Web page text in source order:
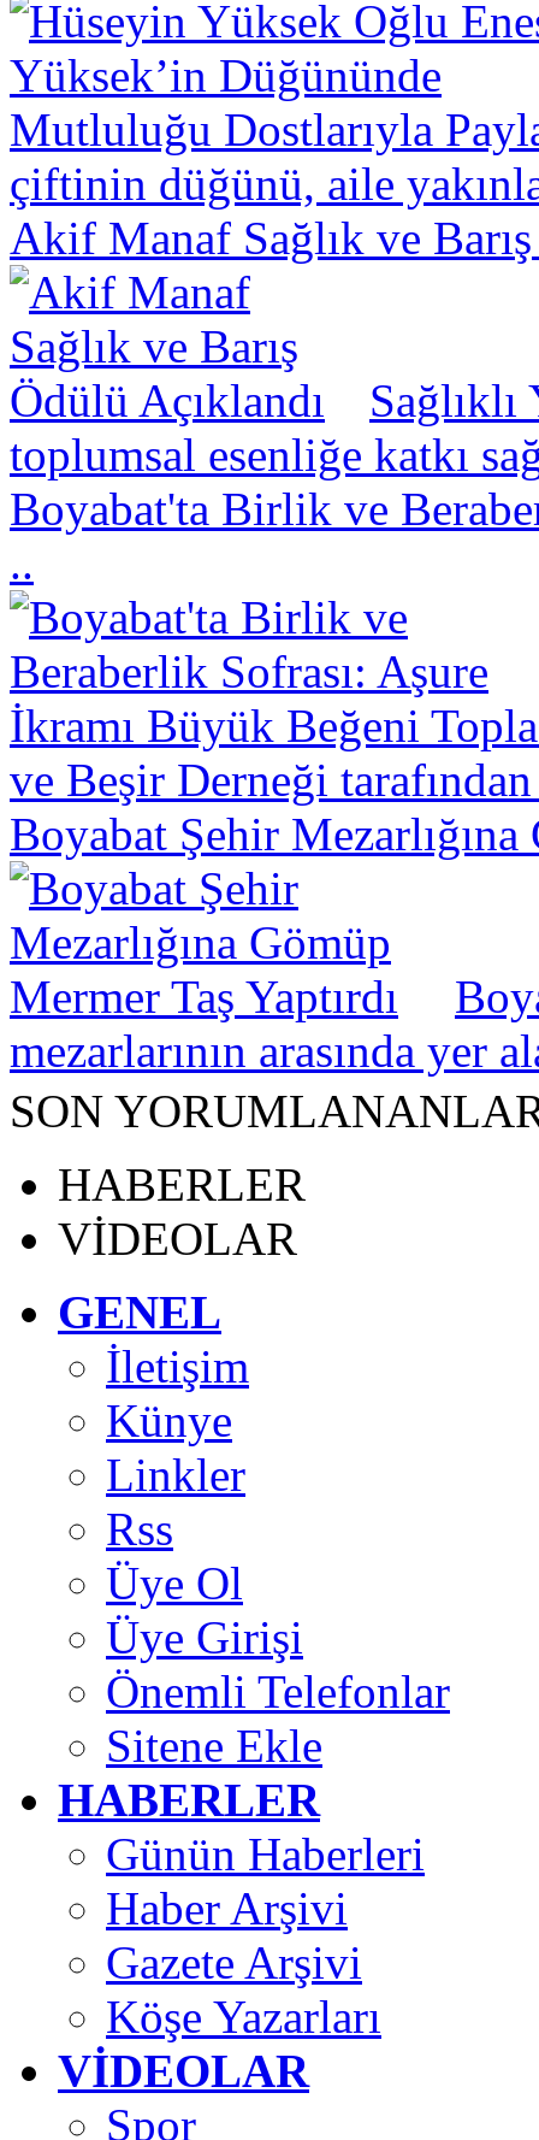
çiftinin düğünü, aile
Akif Manaf Sağlık ve
toplumsal esenliğe katkı
Boyabat'ta Birlik ve
..
ve Beşir Derneği
Boyabat Şehir Mezarlığına
mezarlarının arasında yer
SON
HABERLER
VİDEOLAR
GENEL
İletişim
Künye
Linkler
Rss
Üye Ol
Üye Girişi
Önemli Telefonlar
Sitene Ekle
HABERLER
Günün Haberleri
Haber Arşivi
Gazete Arşivi
Köşe Yazarları
VİDEOLAR
Spor